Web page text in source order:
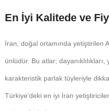
En İyi Kalitede ve
İran, doğal ortamında yetiştirilen
ünlüdür. Bu atlar;
karakteristik parlak tüyleriyle
Türkiye’deki en iyi İran